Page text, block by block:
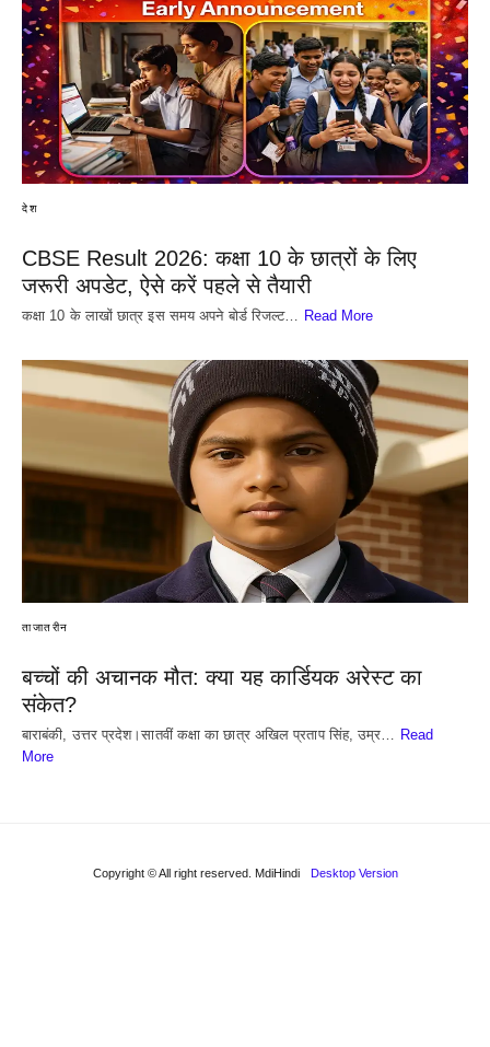
देश
CBSE Result 2026: कक्षा 10 के छात्रों के लिए
जरूरी अपडेट, ऐसे करें पहले से तैयारी
कक्षा 10 के लाखों छात्र इस समय अपने बोर्ड रिजल्ट… Read More
ताजातरीन
बच्चों की अचानक मौत: क्या यह कार्डियक अरेस्ट का
संकेत?
बाराबंकी, उत्तर प्रदेश।सातवीं कक्षा का छात्र अखिल प्रताप सिंह, उम्र…
Read
More
Copyright © All right reserved. MdiHindi Desktop Version